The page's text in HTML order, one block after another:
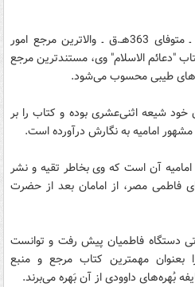
به گزارش حوزه، «قاضی نعمان» ـ متوفای 363هـ‎‎.ق ـ والاترین مرجع امور
"دعائم الاسلام" وی، مستندترین مرجع
طیبی محسوب می‌شود.
شیعه اثنی‌عشری بوده و کتاب را بر
مشهور امامیه به نگارش درآورده است.
آن است که وی بخاطر تقیه و نشر
فاطمی مصر، از امامان بعد از حضرت
دستگاه فاطمیان پیش رفت و توانست
را بعنوان مهمترین کتاب مرجع و منبع
بُهره‌های داوودی از آن بَهره می‌برند.